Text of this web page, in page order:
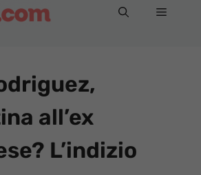
Menu
all’ex
L’indizio